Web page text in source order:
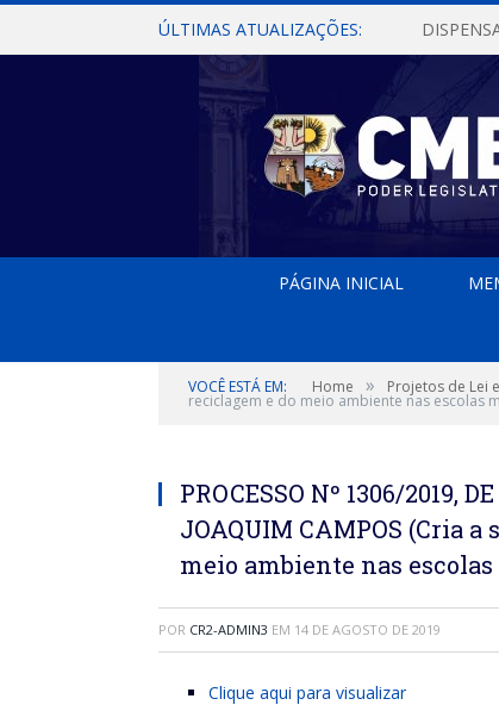
ÚLTIMAS ATUALIZAÇÕES:
PÁGINA INICIAL
VOCÊ ESTÁ EM: Home » Projetos de Lei
reciclagem e do meio ambiente nas escolas
PROCESSO Nº 1306/2019,
JOAQUIM CAMPOS (Cria
meio ambiente nas
POR CR2-ADMIN3 EM 14 DE AGOSTO DE 2019
Clique aqui para visualizar